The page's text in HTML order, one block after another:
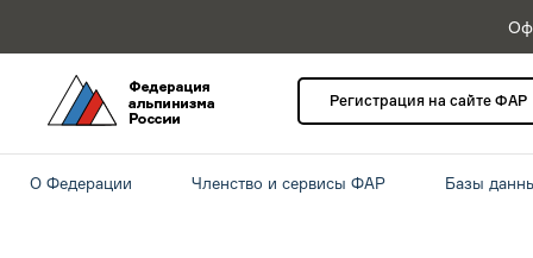
Регистрация на сайте ФАР
О Федерации Членство и сервисы ФАР Базы